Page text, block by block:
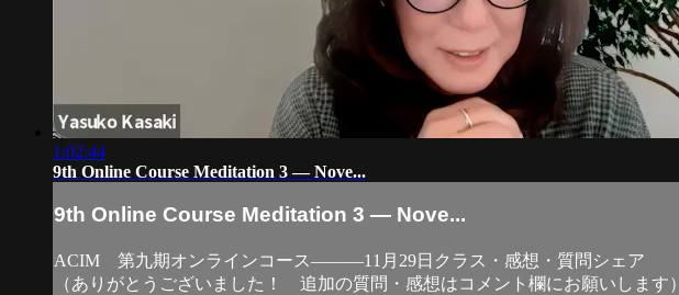
1:02:44
9th Online Course Meditation 3 — Nove...
9th Online Course Meditation 3 — Nove...
ACIM 第九期オンラインコース―――11月29日クラス・感想・質問シェア
（ありがとうございました！ 追加の質問・感想はコメント欄にお願いします）